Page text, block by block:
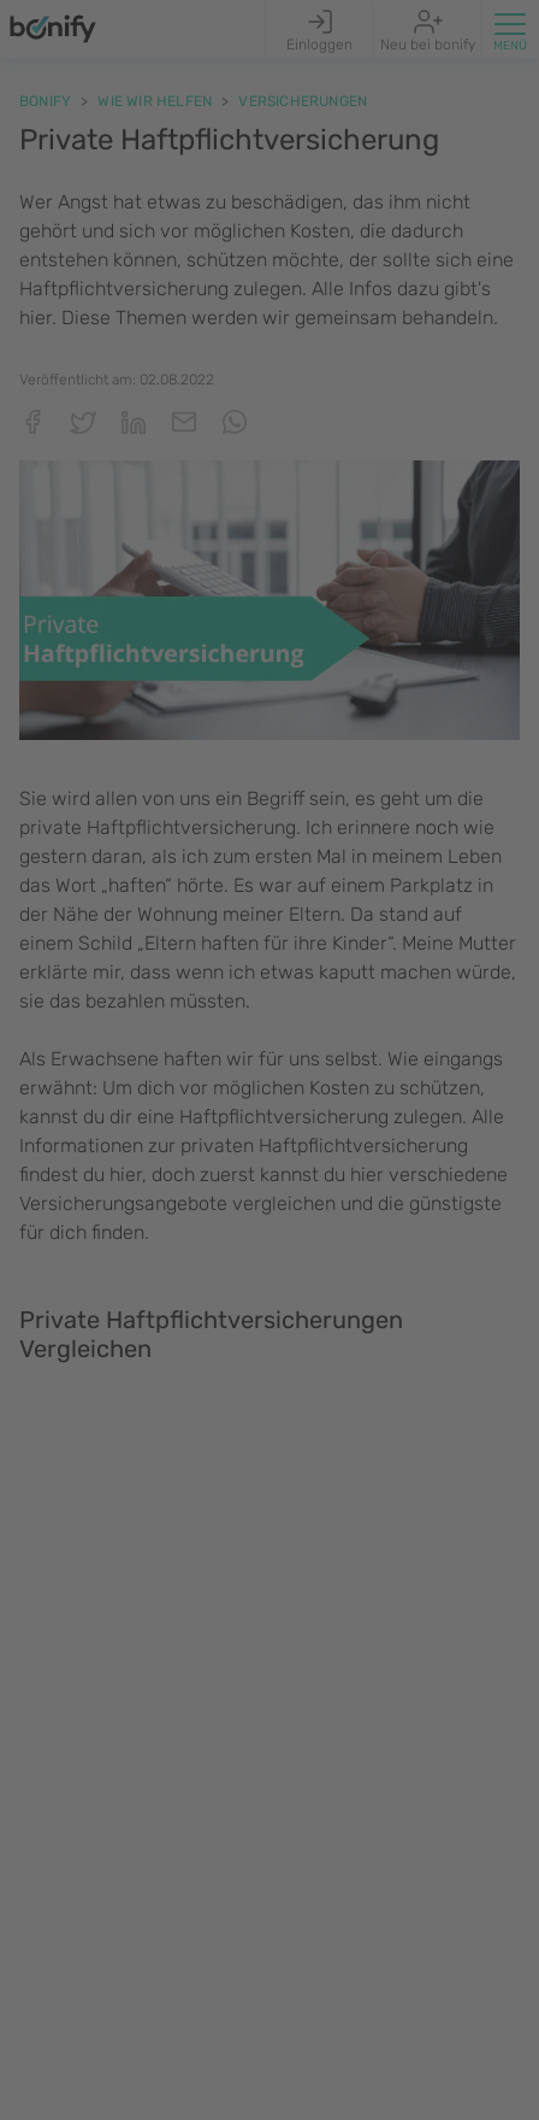
Einloggen Neu bei bonify
BONIFY WIE WIR HELFEN VERSICHERUNGEN
Private Haftpflichtversicherung
Wer Angst hat etwas zu beschädigen, das ihm nicht
gehört und sich vor möglichen Kosten, die dadurch
entstehen können, schützen möchte, der sollte sich eine
Haftpflichtversicherung zulegen. Alle Infos dazu gibt's
hier. Diese Themen werden wir gemeinsam behandeln.
Veröffentlicht am: 02.08.2022
Sie wird allen von uns ein Begriff sein, es geht um die
private Haftpflichtversicherung. Ich erinnere noch wie
gestern daran, als ich zum ersten Mal in meinem Leben
das Wort „haften“ hörte. Es war auf einem Parkplatz in
der Nähe der Wohnung meiner Eltern. Da stand auf
einem Schild „Eltern haften für ihre Kinder“. Meine Mutter
erklärte mir, dass wenn ich etwas kaputt machen würde,
sie das bezahlen müssten.
Als Erwachsene haften wir für uns selbst. Wie eingangs
erwähnt: Um dich vor möglichen Kosten zu schützen,
kannst du dir eine Haftpflichtversicherung zulegen. Alle
Informationen zur privaten Haftpflichtversicherung
findest du hier, doch zuerst kannst du hier verschiedene
Versicherungsangebote vergleichen und die günstigste
für dich finden.
Private Haftpflichtversicherungen
Vergleichen